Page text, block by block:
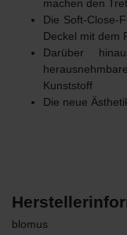
machen den
Die Soft-Close-
Deckel mit dem
Darüber
Kunststoff
Die neue
blomus